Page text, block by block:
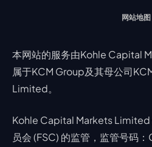
网站地图
本网站的服务由Kohle Capital
属于KCM Group及其母公司
Limited。
Kohle Capital Markets Limited
员会 (FSC) 的监管，监管号码